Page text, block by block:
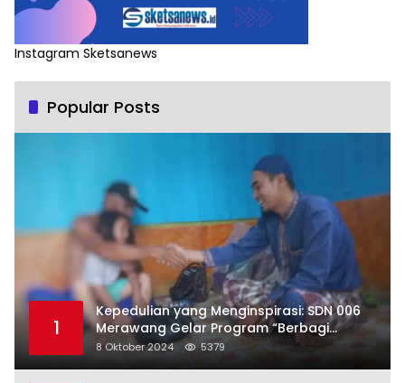
Instagram Sketsanews
Popular Posts
1
Kepedulian yang Menginspirasi: SDN 006
Merawang Gelar Program “Berbagi
Segenggam Beras”
8 Oktober 2024 5379